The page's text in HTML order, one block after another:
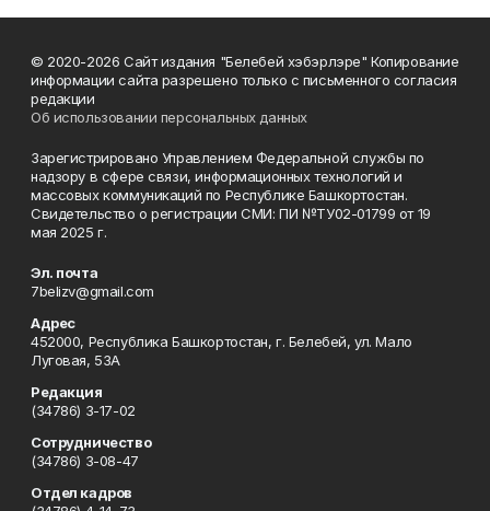
© 2020-2026 Сайт издания "Белебей хэбэрлэре" Копирование
информации сайта разрешено только с письменного согласия
редакции
Об использовании персональных данных
Зарегистрировано Управлением Федеральной службы по
надзору в сфере связи, информационных технологий и
массовых коммуникаций по Республике Башкортостан.
Свидетельство о регистрации СМИ: ПИ №ТУ02-01799 от 19
мая 2025 г.
Эл. почта
7belizv@gmail.com
Адрес
452000, Республика Башкортостан, г. Белебей, ул. Мало
Луговая, 53А
Редакция
(34786) 3-17-02
Сотрудничество
(34786) 3-08-47
Отдел кадров